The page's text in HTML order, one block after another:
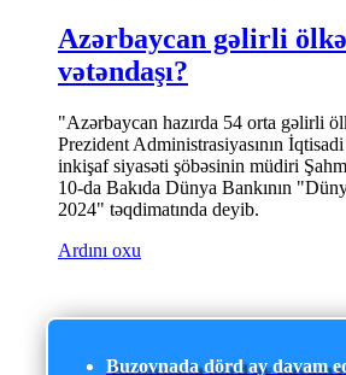
Azərbaycan gəlirli
vətəndaşı?
"Azərbaycan hazırda 54 orta gəlirli
Prezident Administrasiyasının
inkişaf siyasəti şöbəsinin müdiri
10-da Bakıda Dünya Bankının
2024" təqdimatında deyib.
Ardını oxu
Buzovnada dörd ay davam